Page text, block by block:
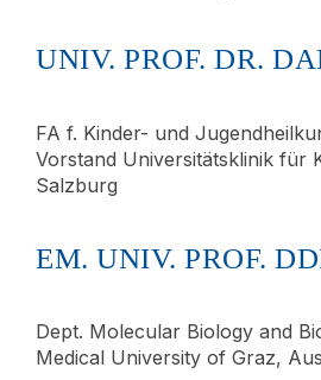
UNIV. PROF. DR.
FA f. Kinder- und
Vorstand Universitätsklinik für
Salzburg
EM. UNIV. PROF.
Dept. Molecular Biology and
Medical University of Graz,